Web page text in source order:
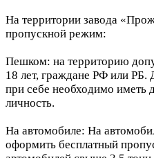
На территории завода
пропускной режим:
Пешком: на территорию
18 лет, граждане РФ или
при себе необходимо иметь
личность.
На автомобиле: На
оформить бесплатный